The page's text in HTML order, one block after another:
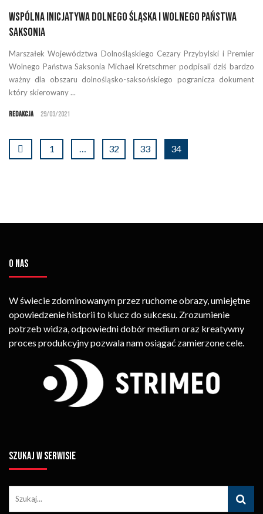
Wspólna inicjatywa Dolnego Śląska i Wolnego Państwa
Saksonia
Marszałek Województwa Dolnośląskiego Cezary Przybylski i Premier
Wolnego Państwa Saksonia Michael Kretschmer podpisali dziś bardzo
ważny dla obszaru dolnośląsko-saksońskiego pogranicza dokument
który skierowany ...
Redakcja 29/03/2021
1 … 32 33 34
O NAS
W świecie zdominowanym przez ruchome obrazy, umiejętne
opowiedzenie historii to klucz do sukcesu. Zrozumienie
potrzeb widza, odpowiedni dobór medium oraz kreatywny
proces produkcyjny pozwala nam osiągać zamierzone cele.
SZUKAJ W SERWISIE